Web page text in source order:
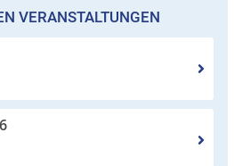
VERANSTALTUNGEN